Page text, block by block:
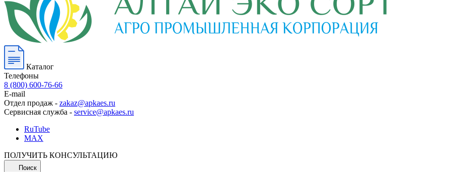
Каталог
Телефоны
8 (800) 600-76-66
E-mail
Отдел продаж - zakaz@apkaes.ru
Сервисная служба - service@apkaes.ru
RuTube
MAX
ПОЛУЧИТЬ КОНСУЛЬТАЦИЮ
Поиск